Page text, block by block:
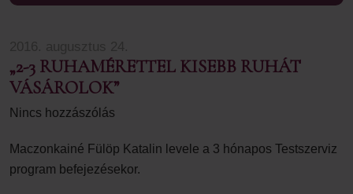
„2-3 RUHAMÉRETTEL KISEBB RUHÁT
VÁSÁROLOK”
Nincs hozzászólás
Maczonkainé Fülöp Katalin levele a 3 hónapos Testszerviz
program befejezésekor.